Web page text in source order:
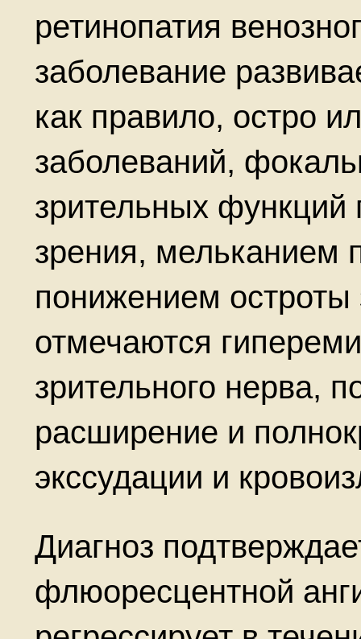
ретинопатия
заболевание
как правило, остро
заболеваний,
зрительных функций
зрения, мельканием
понижением
отмечаются
зрительного нерва,
расширение и
экссудации и
Диагноз
флюоресцентной